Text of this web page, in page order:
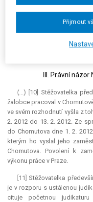
Nejvyšší správní soud
rozhodnutí žalované a
vrátil žalované k dalšímu
III. Právní
(...) [10] Stěžovatelka
žalobce pracoval v
ve svém rozhodnutí vyšla z
2. 2012 do 13. 2. 2012. Ze
do Chomutova dne 1. 2.
kterým ho vyslal jeho
Chomutova. Povolení k
výkonu práce v Praze.
[11] Stěžovatelka
je v rozporu s ustálenou
cituje početnou
Přijmout